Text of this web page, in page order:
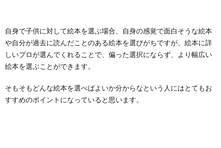
自身で子供に対して絵本を選ぶ場合、自身の感覚で面白そうな絵本
や自分が過去に読んだことのある絵本を選びがちですが、絵本に詳
しいプロが選んでくれることで、偏った選択にならず、より幅広い
絵本を選ぶことができます。
そもそもどんな絵本を選べばよいか分からなという人にはとてもお
すすめのポイントになっていると思います。